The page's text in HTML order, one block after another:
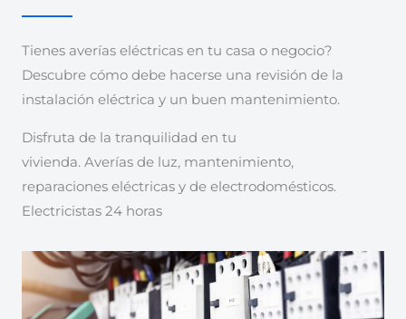
Tienes averías eléctricas en tu casa o negocio?
Descubre cómo debe hacerse una revisión de la
instalación eléctrica y un buen mantenimiento.
Disfruta de la tranquilidad en tu
vivienda. Averías de luz, mantenimiento,
reparaciones eléctricas y de electrodomésticos.
Electricistas 24 horas